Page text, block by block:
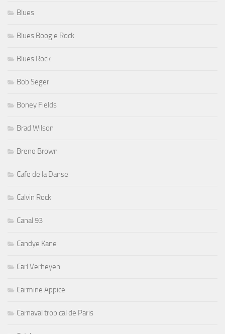
Blues
Blues Boogie Rock
Blues Rock
Bob Seger
Boney Fields
Brad Wilson
Breno Brown
Cafe de la Danse
Calvin Rock
Canal 93
Candye Kane
Carl Verheyen
Carmine Appice
Carnaval tropical de Paris